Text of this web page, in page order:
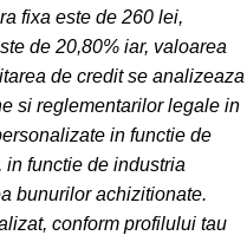
fixa este de 260 lei,
de 20,80% iar, valoarea
de credit se analizeaza
si reglementarilor legale in
in functie de
functie de industria
bunurilor achizitionate.
conform profilului tau